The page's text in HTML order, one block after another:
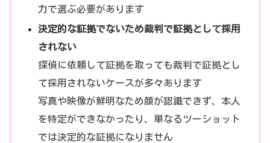
力で選ぶ必要があります
決定的な証拠でないため裁判で証拠として採用
されない
探偵に依頼して証拠を取っても裁判で証拠とし
て採用されないケースが多々あります
写真や映像が鮮明なため顔が認識できず、本人
を特定ができなかったり、単なるツーショット
では決定的な証拠になりません